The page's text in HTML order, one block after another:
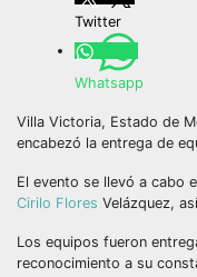
Twitter
Whatsapp
Villa Victoria, Estado de
encabezó la entrega de
El evento se llevó a cabo
Cirilo Flores Velázquez,
Los equipos fueron
reconocimiento a su